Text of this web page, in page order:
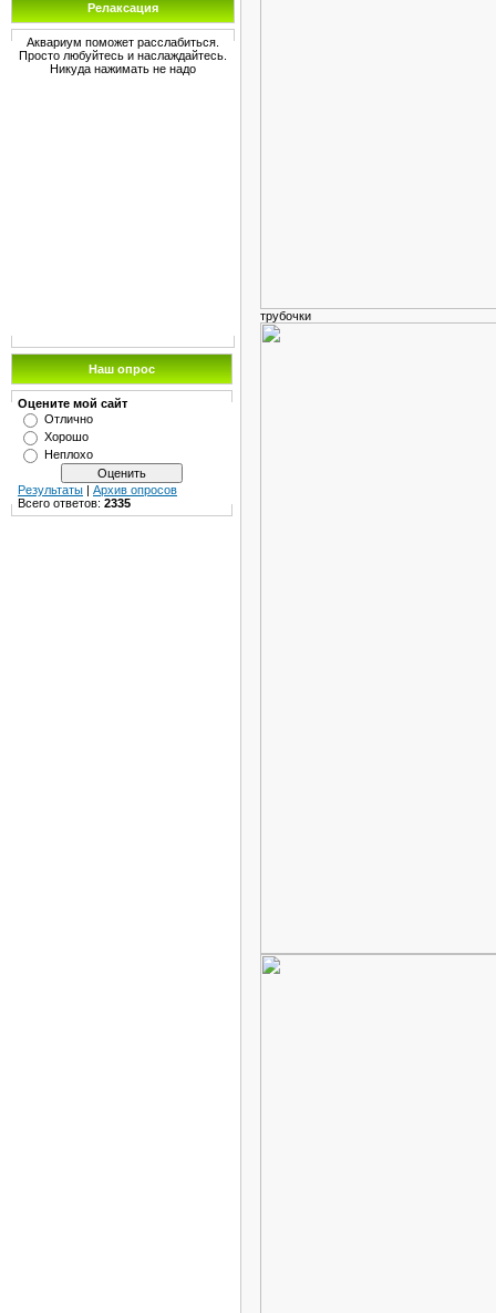
Релаксация
Аквариум поможет расслабиться.
Просто любуйтесь и наслаждайтесь.
Никуда нажимать не надо
Наш опрос
Оцените мой сайт
Отлично
Хорошо
Неплохо
Результаты | Архив опросов
Всего ответов: 2335